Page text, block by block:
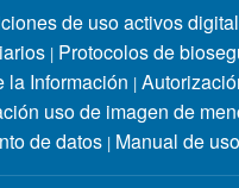
de uso activos
| Protocolos de
la Información |
uso de imagen de
de datos | Manual de